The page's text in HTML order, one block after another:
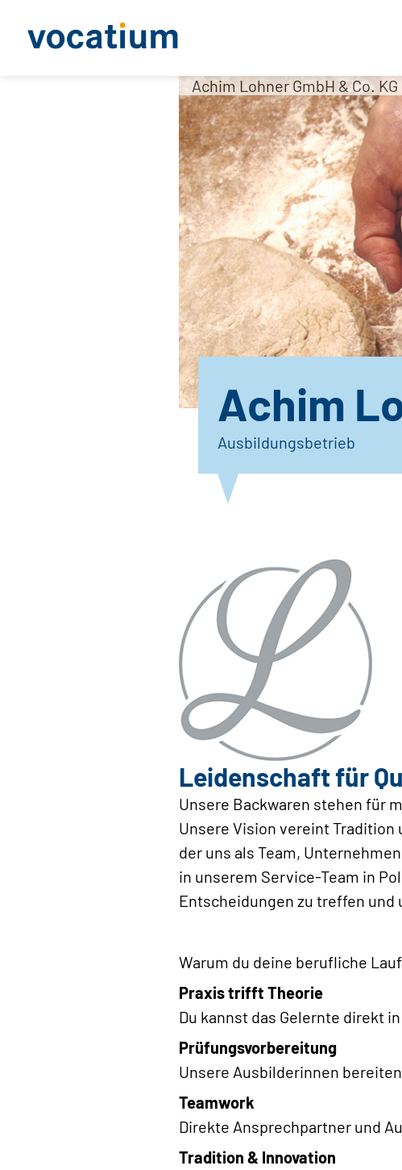
Achim Lohner GmbH & Co. KG
Achim
Ausbildungsbetrieb
Leidenschaft für
Unsere Backwaren stehen für
Unsere Vision vereint
der uns als Team,
in unserem Service-Team in
Entscheidungen zu treffen und
Warum du deine berufliche
Praxis trifft Theorie
Du kannst das Gelernte direkt
Prüfungsvorbereitung
Unsere Ausbilderinnen
Teamwork
Direkte Ansprechpartner und
Tradition & Innovation